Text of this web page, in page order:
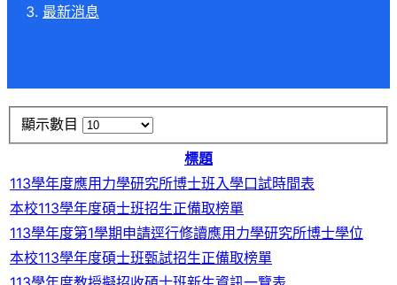
最新消息
顯示數目
標題
113學年度應用力學研究所博士班入學口試時間表
本校113學年度碩士班招生正備取榜單
113學年度第1學期申請逕行修讀應用力學研究所博士學位
本校113學年度碩士班甄試招生正備取榜單